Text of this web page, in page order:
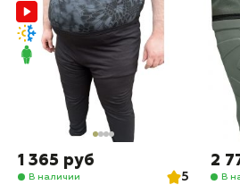
1 365 руб
В наличии
5
2
В